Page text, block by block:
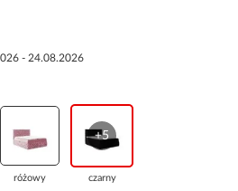
- 24.08.2026
różowy
+5
czarny